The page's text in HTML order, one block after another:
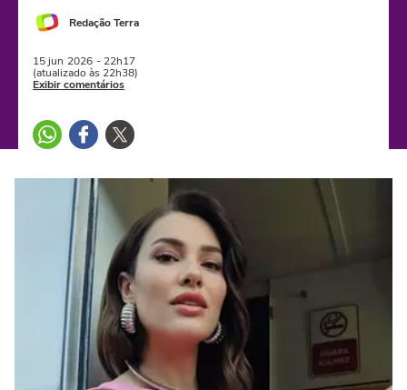
Redação Terra
15 jun 2026 - 22h17
(atualizado às 22h38)
Exibir comentários